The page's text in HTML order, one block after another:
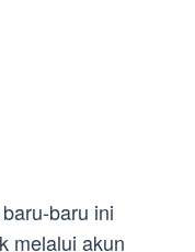
baru ini
melalui akun